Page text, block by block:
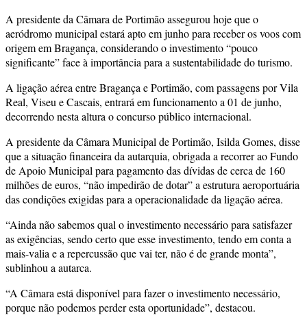
A presidente da Câmara de Portimão assegurou hoje que o
aeródromo municipal estará apto em junho para receber os voos com
origem em Bragança, considerando o investimento “pouco
significante” face à importância para a sustentabilidade do turismo.
A ligação aérea entre Bragança e Portimão, com passagens por Vila
Real, Viseu e Cascais, entrará em funcionamento a 01 de junho,
decorrendo nesta altura o concurso público internacional.
A presidente da Câmara Municipal de Portimão, Isilda Gomes, disse
que a situação financeira da autarquia, obrigada a recorrer ao Fundo
de Apoio Municipal para pagamento das dívidas de cerca de 160
milhões de euros, “não impedirão de dotar” a estrutura aeroportuária
das condições exigidas para a operacionalidade da ligação aérea.
“Ainda não sabemos qual o investimento necessário para satisfazer
as exigências, sendo certo que esse investimento, tendo em conta a
mais-valia e a repercussão que vai ter, não é de grande monta”,
sublinhou a autarca.
“A Câmara está disponível para fazer o investimento necessário,
porque não podemos perder esta oportunidade”, destacou.